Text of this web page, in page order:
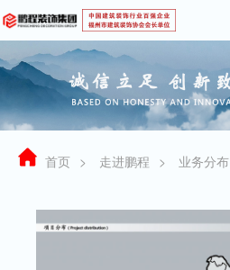
首页 > 走进鹏程 > 业务分布